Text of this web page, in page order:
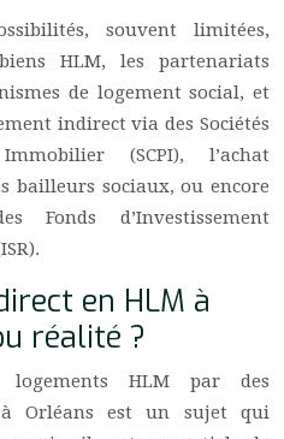
souvent limitées,
HLM, les partenariats
de logement social, et
indirect via des Sociétés
(SCPI), l’achat
bailleurs sociaux, ou encore
Fonds d’Investissement
en HLM à
réalité ?
logements HLM par des
à Orléans est un sujet qui